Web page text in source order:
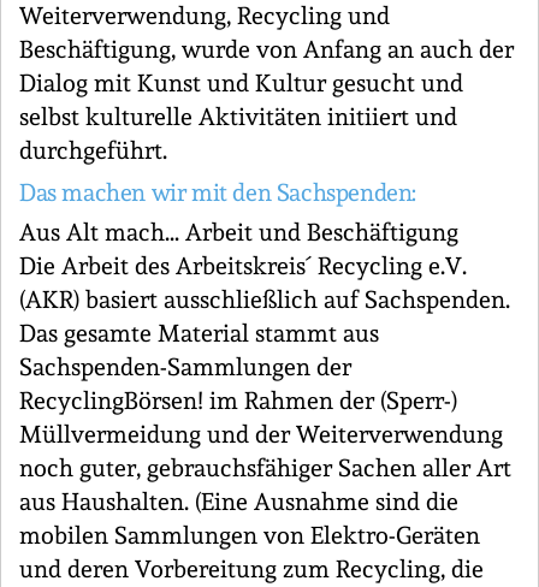
Weiterverwendung, Recycling und
Beschäftigung, wurde von Anfang an auch der
Dialog mit Kunst und Kultur gesucht und
selbst kulturelle Aktivitäten initiiert und
durchgeführt.
Das machen wir mit den Sachspenden:
Aus Alt mach... Arbeit und Beschäftigung
Die Arbeit des Arbeitskreis´ Recycling e.V.
(AKR) basiert ausschließlich auf Sachspenden.
Das gesamte Material stammt aus
Sachspenden-Sammlungen der
RecyclingBörsen! im Rahmen der (Sperr-)
Müllvermeidung und der Weiterverwendung
noch guter, gebrauchsfähiger Sachen aller Art
aus Haushalten. (Eine Ausnahme sind die
mobilen Sammlungen von Elektro-Geräten
und deren Vorbereitung zum Recycling, die